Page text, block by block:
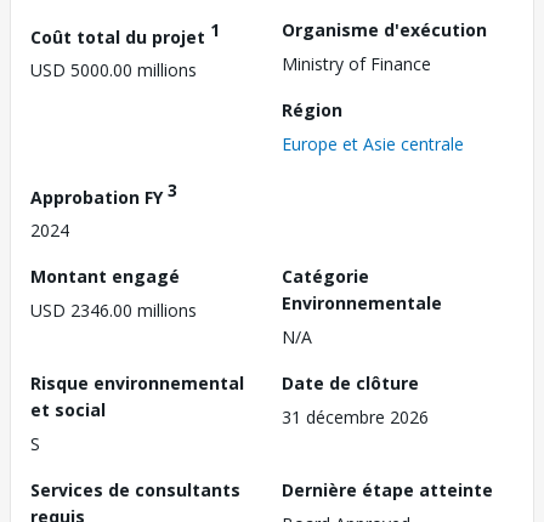
Coût total du projet 1
USD 5000.00 millions
Organisme d'exécution
Ministry of Finance
Région
Europe et Asie centrale
Approbation FY3
2024
Montant engagé
USD 2346.00 millions
Catégorie
Environnementale
N/A
Risque environnemental
et social
S
Date de clôture
31 décembre 2026
Services de consultants
requis
Dernière étape atteinte